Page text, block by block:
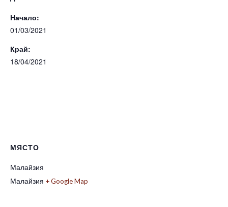
Начало:
01/03/2021
Край:
18/04/2021
МЯСТО
Малайзия
Малайзия + Google Map